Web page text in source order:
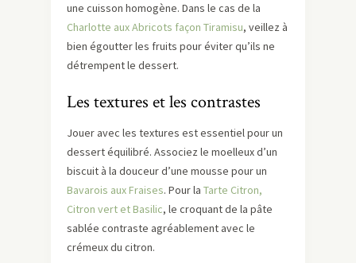
une cuisson homogène. Dans le cas de la
Charlotte aux Abricots façon Tiramisu, veillez à
bien égoutter les fruits pour éviter qu’ils ne
détrempent le dessert.
Les textures et les contrastes
Jouer avec les textures est essentiel pour un
dessert équilibré. Associez le moelleux d’un
biscuit à la douceur d’une mousse pour un
Bavarois aux Fraises. Pour la Tarte Citron,
Citron vert et Basilic, le croquant de la pâte
sablée contraste agréablement avec le
crémeux du citron.